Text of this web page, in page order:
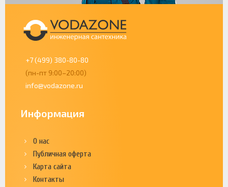
+7 (499) 380-80-80
(пн-пт 9:00–20:00)
info@vodazone.ru
Информация
О нас
Публичная оферта
Карта сайта
Контакты